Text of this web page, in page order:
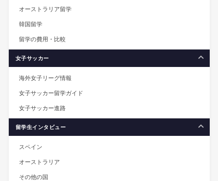
オーストラリア留学
韓国留学
留学の費用・比較
女子サッカー
海外女子リーグ情報
女子サッカー留学ガイド
女子サッカー進路
留学生インタビュー
スペイン
オーストラリア
その他の国